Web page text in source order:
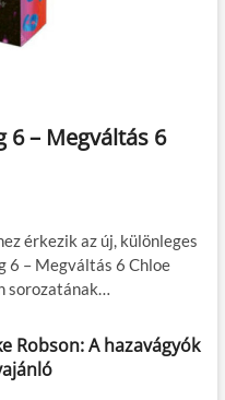
6 – Megváltás 6
érkezik az új, különleges
6 – Megváltás 6 Chloe
sorozatának…
Robson: A hazavágyók